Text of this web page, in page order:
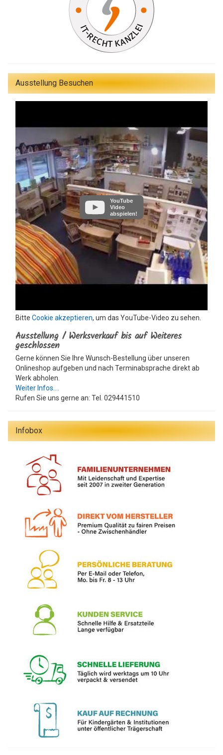
Ausstellung Besuchen
YouTube
Video
abspielen!
Bitte Cookie akzeptieren, um das YouTube-Video zu sehen.
Ausstellung / Werksverkauf bis auf Weiteres
geschlossen
Gerne können Sie Ihre Wunsch-Bestellung über unseren
Onlineshop aufgeben und nach Terminabsprache direkt ab
Werk abholen.
Weiter Infos....
Rufen Sie uns gerne an: Tel. 029441510
Infobox